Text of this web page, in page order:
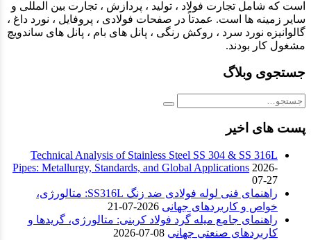
است که شامل تجارت فولاد ، تولید ، پردازش ، تجارت بین المللی و
سایر زمینه ها است. عمدتاً در صفحات فولادی ، پروفایل ، نورد داغ ،
گالوانیزه نورد سرد ، روکش رنگی ، پانل های بام ، پانل های ساندویچ
مشغول کار بودند.
جستجوی وبلاگ
پست های اخیر
Technical Analysis of Stainless Steel SS 304 & SS 316L
Pipes: Metallurgy, Standards, and Global Applications 2026-
07-27
راهنمای فنی لوله فولادی ضد زنگ SS316L: متالورژی،
خواص و کاربردهای جهانی 2026-07-21
راهنمای جامع میله گرد فولاد کربنی: متالورژی، گریدها و
کاربردهای صنعتی جهانی 08-07-2026